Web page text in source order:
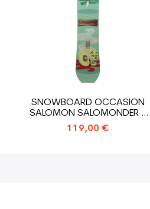
SNOWBOARD OCCASION
SALOMON SALOMONDER +
FIXATION COQUE
119,00 €